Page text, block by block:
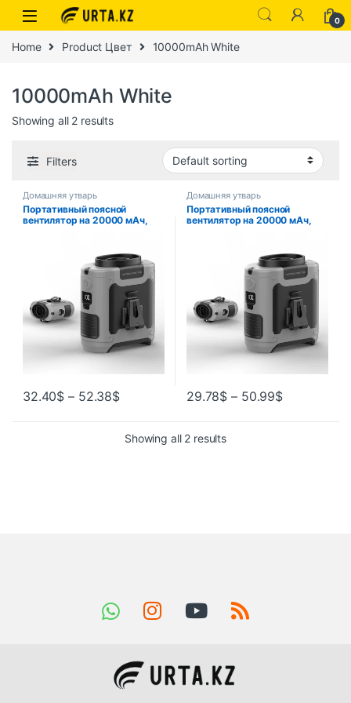
0
Home Product Цвет 10000mAh White
10000mAh White
Showing all 2 results
Filters
Домашняя утварь
Портативный поясной
вентилятор на 20000 мАч,
со светодиодной подсветкой
Power Bank для занятий
спортом, курьером, работы
на открытом воздухе
32.40$ – 52.38$
Домашняя утварь
Портативный поясной
вентилятор на 20000 мАч,
со светодиодной подсветкой
Power Bank для занятий
спортом, курьером, работы
на открытом воздухе
29.78$ – 50.99$
Showing all 2 results